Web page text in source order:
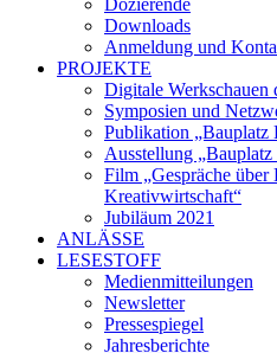
Dozierende
Downloads
Anmeldung und
PROJEKTE
Digitale Werkschauen
Symposien und
Publikation „Bauplatz
Ausstellung
Film „Gespräche über
Kreativwirtschaft“
Jubiläum 2021
ANLÄSSE
LESESTOFF
Medienmitteilungen
Newsletter
Pressespiegel
Jahresberichte